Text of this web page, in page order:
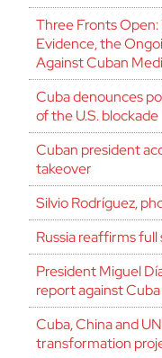
Three Fronts Open:
Evidence, the
Against Cuban
Cuba denounces
of the U.S. blockade
Cuban president
takeover
Silvio Rodríguez,
Russia reaffirms
President Miguel
report against Cuba
Cuba, China and
transformation